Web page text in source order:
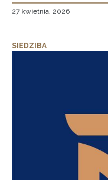
27 kwietnia, 2026
SIEDZIBA